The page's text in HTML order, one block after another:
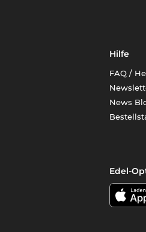
Hilfe
FAQ /
News
Edel-